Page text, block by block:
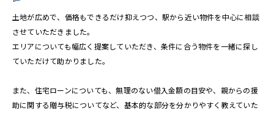
土地が広めで、価格もできるだけ抑えつつ、駅から近い物件を中心に相談
させていただきました。
エリアについても幅広く提案していただき、条件に合う物件を一緒に探し
ていただけて助かりました。
また、住宅ローンについても、無理のない借入金額の目安や、親からの援
助に関する贈与税についてなど、基本的な部分を分かりやすく教えていた